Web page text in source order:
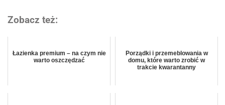
Zobacz też:
Łazienka premium – na czym nie
warto oszczędzać
Porządki i przemeblowania w
domu, które warto zrobić w
trakcie kwarantanny